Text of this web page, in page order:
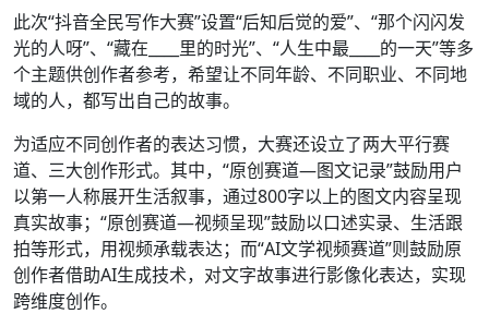
此次“抖音全民写作大赛”设置“后知后觉的爱”、“那个闪闪发
光的人呀”、“藏在____里的时光”、“人生中最____的一天”等多
个主题供创作者参考，希望让不同年龄、不同职业、不同地
域的人，都写出自己的故事。
为适应不同创作者的表达习惯，大赛还设立了两大平行赛
道、三大创作形式。其中，“原创赛道—图文记录”鼓励用户
以第一人称展开生活叙事，通过800字以上的图文内容呈现
真实故事；“原创赛道—视频呈现”鼓励以口述实录、生活跟
拍等形式，用视频承载表达；而“AI文学视频赛道”则鼓励原
创作者借助AI生成技术，对文字故事进行影像化表达，实现
跨维度创作。